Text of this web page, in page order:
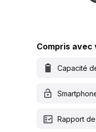
Compris
Capacité
Rapport